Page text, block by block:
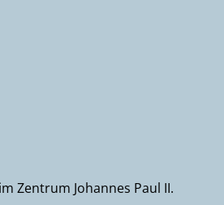
Zentrum Johannes Paul II.